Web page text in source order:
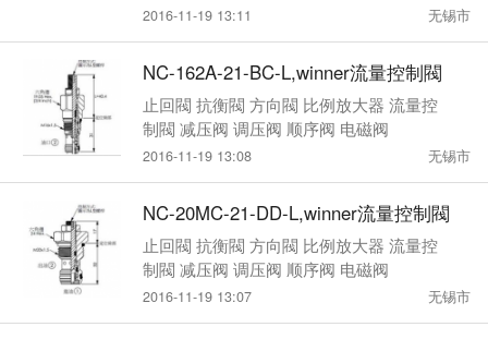
2016-11-19 13:11 无锡市
NC-162A-21-BC-L,winner流量控制閥
止回閥 抗衡閥 方向閥 比例放大器 流量控
制閥 减压阀 调压阀 顺序阀 电磁阀
2016-11-19 13:08 无锡市
NC-20MC-21-DD-L,winner流量控制閥
止回閥 抗衡閥 方向閥 比例放大器 流量控
制閥 减压阀 调压阀 顺序阀 电磁阀
2016-11-19 13:07 无锡市